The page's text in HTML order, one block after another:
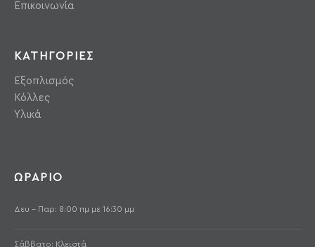
Επικοινωνία
ΚΑΤΗΓΟΡΙΕΣ
Εξοπλισμός
Κόλλες
Υλικά
ΩΡΑΡΙΟ
Δευ - Παρ: 8:00 πμ με 16:30 μμ
Σάββατο: Κλειστά